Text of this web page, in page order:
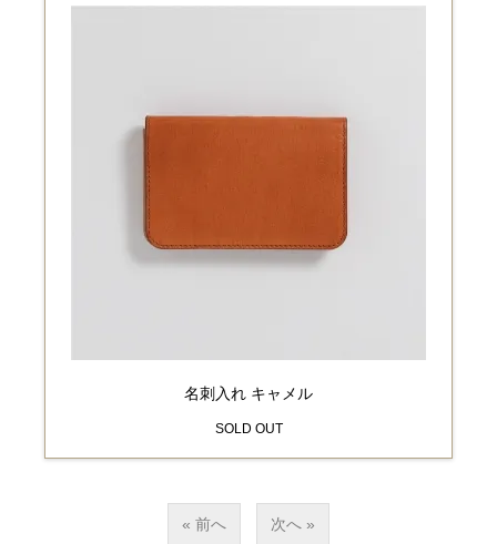
名刺入れ キャメル
SOLD OUT
« 前へ 次へ »